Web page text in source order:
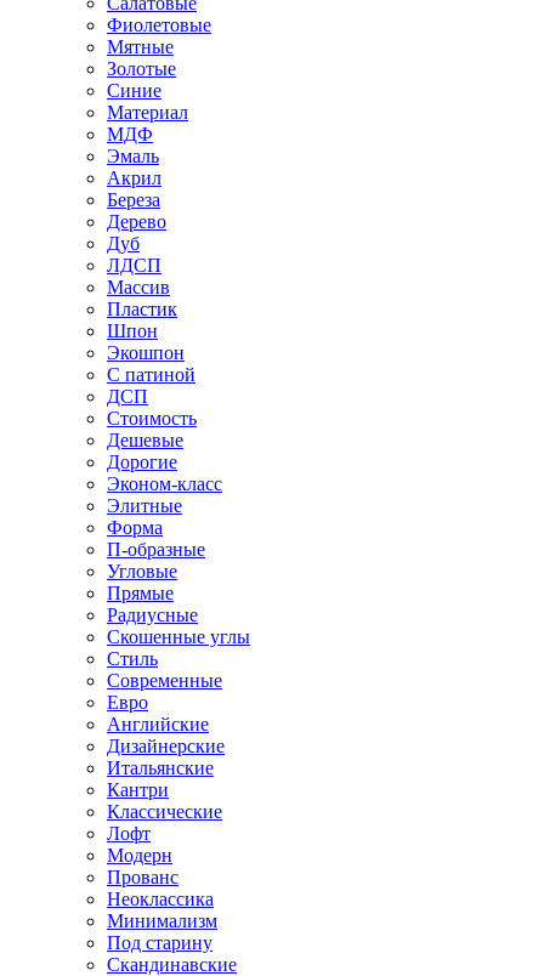
Фиолетовые
Мятные
Золотые
Синие
Материал
МДФ
Эмаль
Акрил
Береза
Дерево
Дуб
ЛДСП
Массив
Пластик
Шпон
Экошпон
С патиной
ДСП
Стоимость
Дешевые
Дорогие
Эконом-класс
Элитные
Форма
П-образные
Угловые
Прямые
Радиусные
Скошенные углы
Стиль
Современные
Евро
Английские
Дизайнерские
Итальянские
Кантри
Классические
Лофт
Модерн
Прованс
Неоклассика
Минимализм
Под старину
Скандинавские